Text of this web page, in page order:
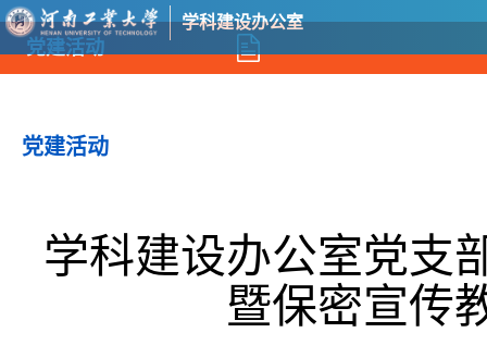
学科建设办公室
党建活动
党建活动
学科建设办公室党支
暨保密宣传